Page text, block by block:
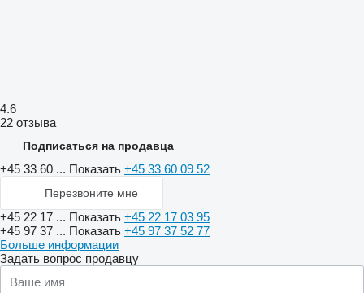
4.6
22 отзыва
Подписаться на продавца
+45 33 60 ... Показать +45 33 60 09 52
Перезвоните мне
+45 22 17 ... Показать +45 22 17 03 95
+45 97 37 ... Показать +45 97 37 52 77
Больше информации
Задать вопрос продавцу